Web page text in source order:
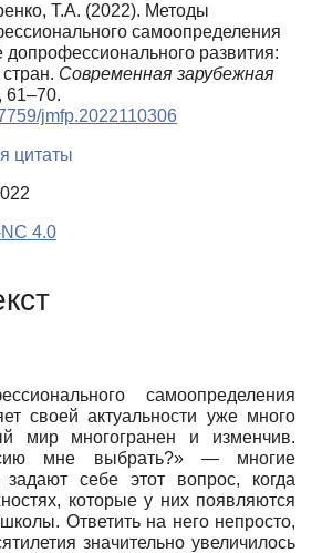
Т.А. (2022). Методы
самоопределения
допрофессионального развития:
Современная зарубежная
61–70.
jmfp.2022110306
цитаты
4.0
самоопределения
своей актуальности уже много
мир многогранен и изменчив.
мне выбрать?» — многие
задают себе этот вопрос, когда
которые у них появляются
Ответить на него непросто,
значительно увеличилось